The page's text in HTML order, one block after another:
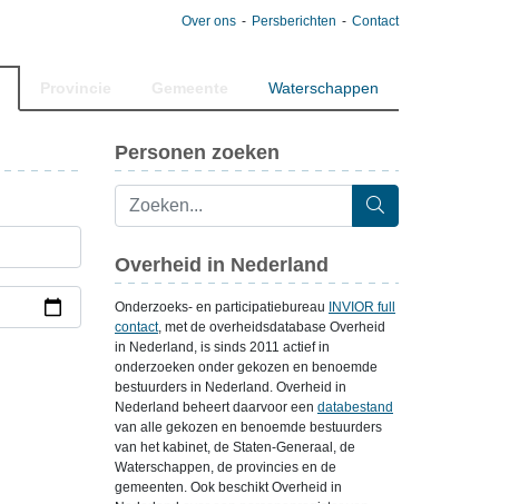
Over ons Persberichten Contact
Waterschappen
Personen zoeken
Overheid in Nederland
Onderzoeks- en participatiebureau
INVIOR full
contact, met de overheidsdatabase Overheid
in Nederland, is sinds 2011 actief in
onderzoeken onder gekozen en benoemde
bestuurders in Nederland. Overheid in
Nederland beheert daarvoor een databestand
van alle gekozen en benoemde bestuurders
van het kabinet, de Staten-Generaal, de
Waterschappen, de provincies en de
gemeenten. Ook beschikt Overheid in